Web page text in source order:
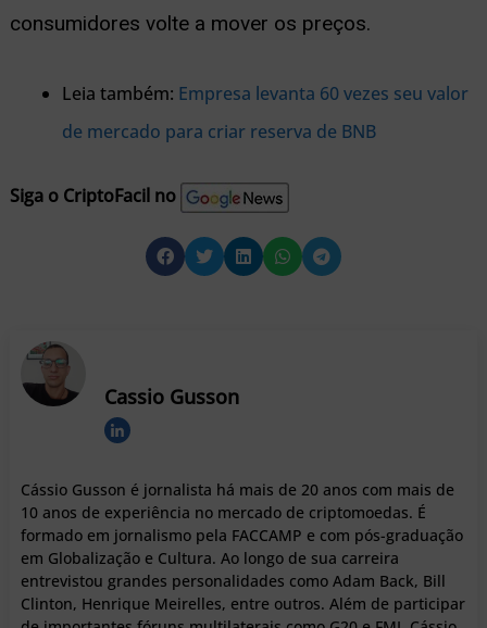
consumidores volte a mover os preços.
Leia também: Empresa levanta 60 vezes seu valor
de mercado para criar reserva de BNB
Siga o CriptoFacil no
Cassio Gusson
Cássio Gusson é jornalista há mais de 20 anos com mais de
10 anos de experiência no mercado de criptomoedas. É
formado em jornalismo pela FACCAMP e com pós-graduação
em Globalização e Cultura. Ao longo de sua carreira
entrevistou grandes personalidades como Adam Back, Bill
Clinton, Henrique Meirelles, entre outros. Além de participar